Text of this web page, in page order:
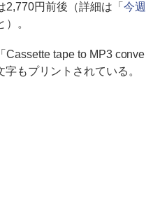
円前後（詳細は「 今週
）。
tape to MP3 conve
もプリントされている。